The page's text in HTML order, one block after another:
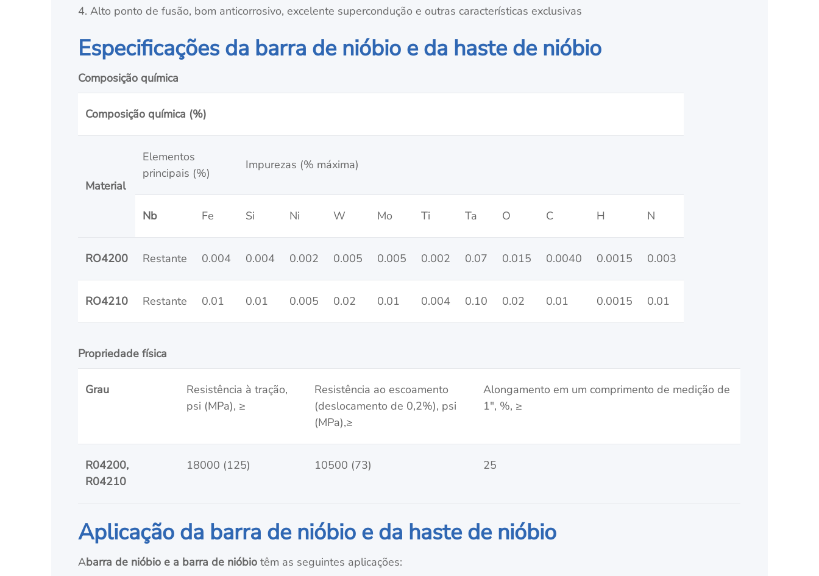
4. Alto ponto de fusão, bom anticorrosivo, excelente supercondução e outras características exclusivas
Especificações da barra de nióbio e da haste de nióbio
Composição química
Composição química (%)
Material
Elementos
principais (%)
Impurezas (% máxima)
Nb Fe Si Ni W Mo Ti Ta O C H N
RO4200 Restante 0.004 0.004 0.002 0.005 0.005 0.002 0.07 0.015 0.0040 0.0015 0.003
RO4210 Restante 0.01 0.01 0.005 0.02 0.01 0.004 0.10 0.02 0.01 0.0015 0.01
Propriedade física
Grau
Resistência à tração,
psi (MPa), ≥
Resistência ao escoamento
(deslocamento de 0,2%), psi
(MPa),≥
Alongamento em um comprimento de medição de
1", %, ≥
R04200,
R04210
18000 (125) 10500 (73) 25
Aplicação da barra de nióbio e da haste de nióbio
Abarra de nióbio e a barra de nióbio têm as seguintes aplicações: